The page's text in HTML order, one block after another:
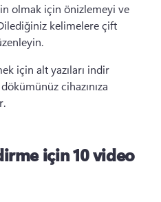
olmak için önizlemeyi ve
kelimelere çift
için alt yazıları indir
cihazınıza
için 10 video